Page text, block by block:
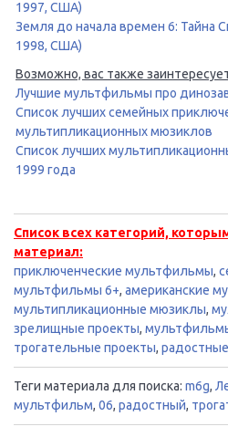
1997, США)
Земля до начала времен 6: Тайна
1998, США)
Возможно, вас также
Лучшие мультфильмы про
Список лучших семейных
мультипликационных мюзиклов
Список лучших
1999 года
Список всех категорий,
материал:
приключенческие мультфильмы,
мультфильмы 6+, американские
мультипликационные мюзиклы,
зрелищные проекты,
трогательные проекты,
Теги материала для поиска: m6g,
мультфильм, 06, радостный,